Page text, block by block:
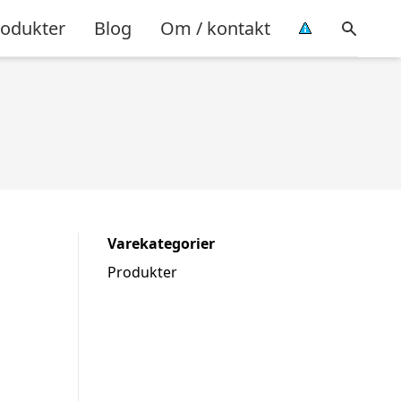
Blog Om / kontakt
Varekategorier
Produkter